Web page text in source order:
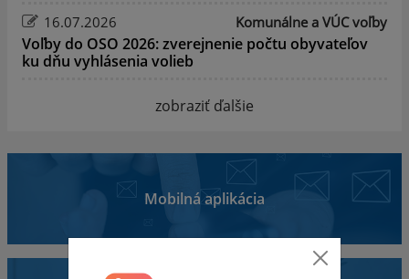
16.07.2026 Komunálne a VÚC voľby
Voľby do OSO 2026: zverejnenie počtu obyvateľov
ku dňu vyhlásenia volieb
zobraziť ďalšie
Mobilná aplikácia